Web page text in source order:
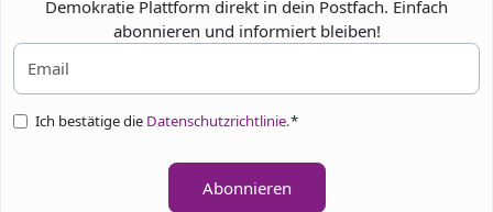
Demokratie Plattform direkt in dein Postfach. Einfach
abonnieren und informiert bleiben!
Ich bestätige die Datenschutzrichtlinie.*
Abonnieren